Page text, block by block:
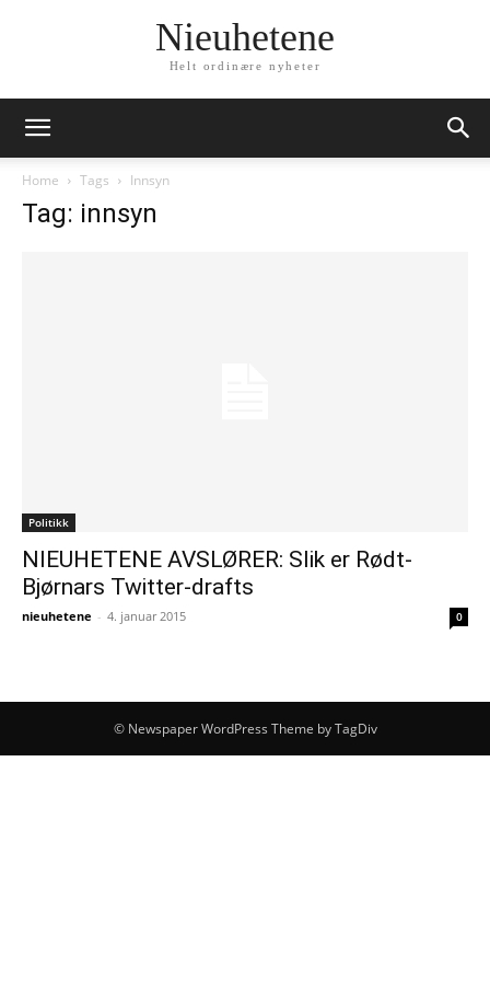
Nieuhetene
Helt ordinære nyheter
Home Tags Innsyn
Tag: innsyn
Politikk
NIEUHETENE AVSLØRER: Slik er Rødt-
Bjørnars Twitter-drafts
nieuhetene - 4. januar 2015 0
© Newspaper WordPress Theme by TagDiv